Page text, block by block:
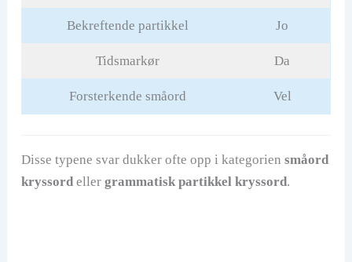
Bekreftende partikkel Jo
Tidsmarkør Da
Forsterkende småord Vel
Disse typene svar dukker ofte opp i kategorien småord
kryssordeller grammatisk partikkel kryssord.